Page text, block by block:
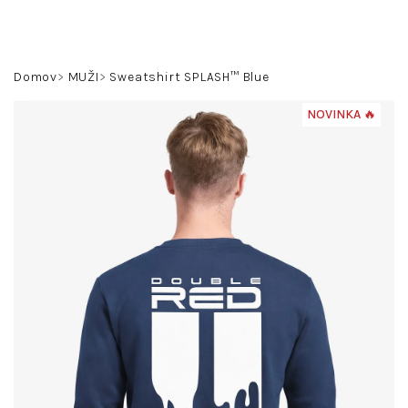
košík
Domov MUŽI Sweatshirt SPLASH™ Blue
NOVINKA 🔥